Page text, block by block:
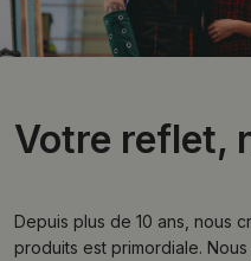
Votre reflet,
Depuis plus de 10 ans, nous
produits est primordiale.